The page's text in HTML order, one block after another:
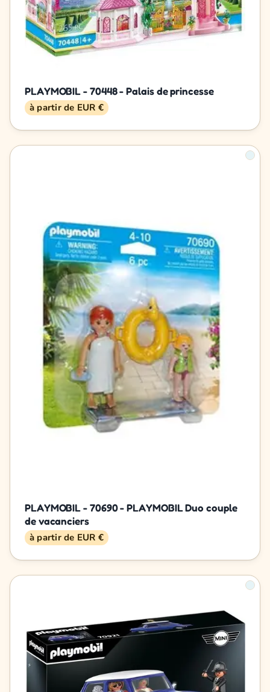
PLAYMOBIL - 70448 - Palais de princesse
à partir de EUR €
PLAYMOBIL - 70690 - PLAYMOBIL Duo couple
de vacanciers
à partir de EUR €